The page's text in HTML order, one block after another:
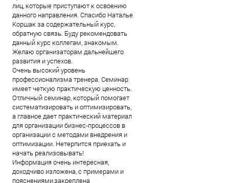
лиц, которые приступают к освоению
данного направления. Спасибо Наталье
Коршак за содержательный курс,
обратную связь. Буду рекомендовать
данный курс коллегам, знакомым.
Желаю организаторам дальнейшего
развития и успехов.
Очень высокий уровень
профессионализма тренера. Семинар
имеет четкую практическую ценность.
Отличный семинар, который помогает
систематизировать и оптимизировать,
а главное дает практический материал
для организации бизнес-процессов в
организации с методами внедрения и
оптимизации. Нетерпится приехать и
начать реализовывать!
Информация очень интересная,
доходчиво изложена, с примерами и
пояснениями,закреплена